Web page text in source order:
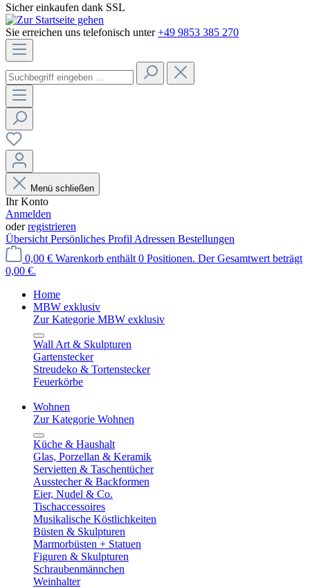
Sicher einkaufen dank SSL
Sie erreichen uns telefonisch unter +49 9853 385 270
Menü schließen
Ihr Konto
Anmelden
oderregistrieren
Übersicht Persönliches Profil Adressen Bestellungen
0,00 € Warenkorb enthält 0 Positionen. Der Gesamtwert beträgt
0,00 €.
Home
MBW exklusiv
Zur Kategorie MBW exklusiv
Wall Art & Skulpturen
Gartenstecker
Streudeko & Tortenstecker
Feuerkörbe
Wohnen
Zur Kategorie Wohnen
Küche & Haushalt
Glas, Porzellan & Keramik
Servietten & Taschentücher
Ausstecher & Backformen
Eier, Nudel & Co.
Tischaccessoires
Musikalische Köstlichkeiten
Büsten & Skulpturen
Marmorbüsten + Statuen
Figuren & Skulpturen
Schraubenmännchen
Weinhalter